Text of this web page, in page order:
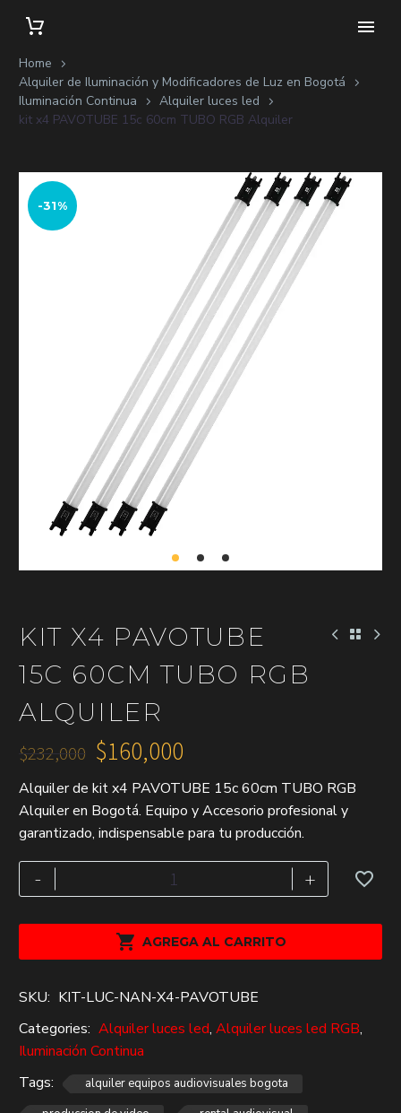
Home
Alquiler de Iluminación y Modificadores de Luz en Bogotá
Iluminación Continua
Alquiler luces led
kit x4 PAVOTUBE 15c 60cm TUBO RGB Alquiler
-31%
KIT X4 PAVOTUBE
15C 60CM TUBO RGB
ALQUILER
$232,000
precio
original
era:
$232,000.
$160,000
precio
actual
es:
$160,000.
Alquiler de kit x4 PAVOTUBE 15c 60cm TUBO RGB
Alquiler en Bogotá. Equipo y Accesorio profesional y
garantizado, indispensable para tu producción.
-
x4
60cm
RGB
Alquiler
cantidad
+
 AGREGA AL CARRITO
SKU: KIT-LUC-NAN-X4-PAVOTUBE
Categories: Alquiler luces led, Alquiler luces led RGB,
Iluminación Continua
Tags:
alquiler equipos audiovisuales bogota